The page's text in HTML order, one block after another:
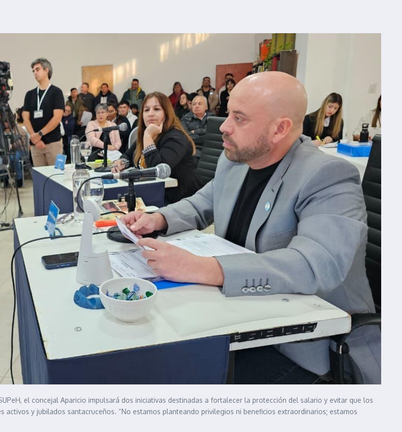
el concejal Aparicio impulsará dos iniciativas destinadas a fortalecer la protección del salario y evitar que los
y jubilados santacruceños. “No estamos planteando privilegios ni beneficios extraordinarios; estamos